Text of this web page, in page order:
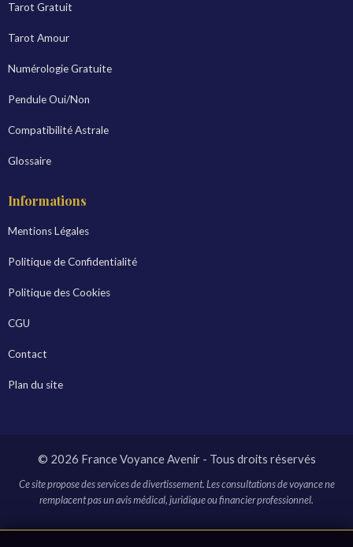
Tarot Gratuit
Tarot Amour
Numérologie Gratuite
Pendule Oui/Non
Compatibilité Astrale
Glossaire
Informations
Mentions Légales
Politique de Confidentialité
Politique des Cookies
CGU
Contact
Plan du site
© 2026 France Voyance Avenir - Tous droits réservés
Ce site propose des services de divertissement. Les consultations de voyance ne
remplacent pas un avis médical, juridique ou financier professionnel.